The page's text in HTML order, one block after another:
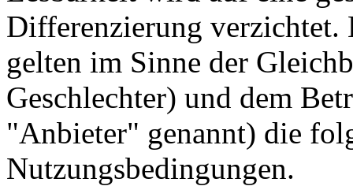
Differenzierung verzichtet.
gelten im Sinne der
Geschlechter) und dem
"Anbieter" genannt) die
Nutzungsbedingungen.